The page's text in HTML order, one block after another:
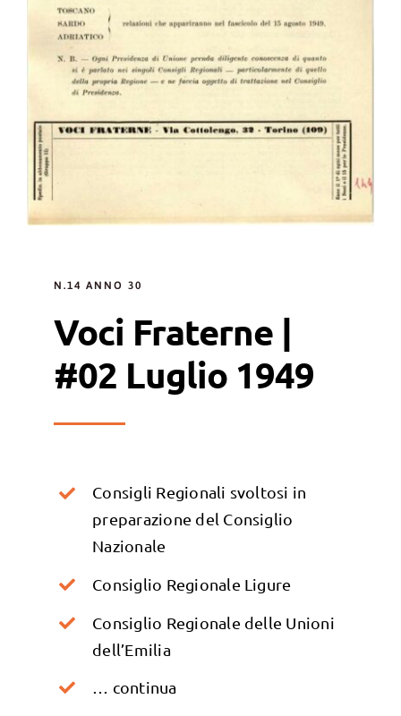
N.14 ANNO 30
Voci Fraterne |
#02 Luglio 1949
Consigli Regionali svoltosi in
preparazione del Consiglio
Nazionale
Consiglio Regionale Ligure
Consiglio Regionale delle Unioni
dell’Emilia
… continua